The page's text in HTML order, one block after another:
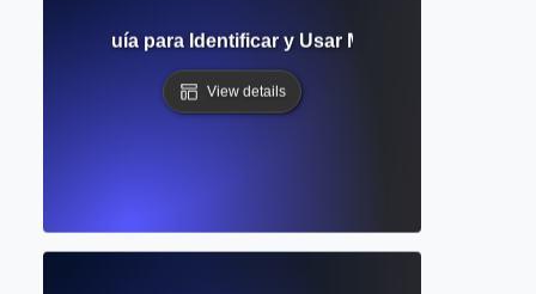
Guía para Identificar y Usar Materiales de
View details